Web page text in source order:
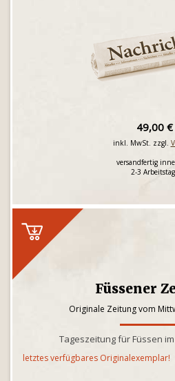
49,00 €
inkl. MwSt. zzgl.
versandfertig
2-3
Füssener
Originale Zeitung vom
Tageszeitung für Füssen
letztes verfügbares Originalexemplar!